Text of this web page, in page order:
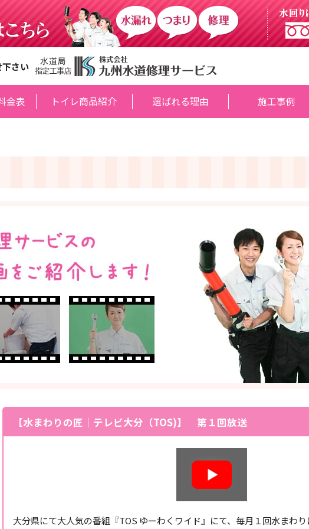
さい
金表 トイレ商品紹介 選ばれる理由 施工事例
【水まわりの匠｜テレビ大分（TOS)】 第１回放送
大分県にて大人気の番組『TOS ゆーわくワイド』にて、毎月１回水まわ